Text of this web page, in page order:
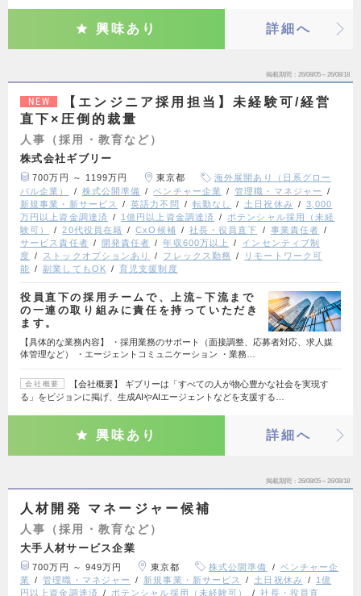
興味あり 詳細へ
掲載期間 26/08/05～26/08/18
NEW
【エンジニア採用担当】未経験可/経営
直下×圧倒的裁量
人事（採用・教育など）
株式会社ギブリー
700万円 ～ 1199万円 東京都
海外展開あり（日系グロー
バル企業）
株式公開準備 ベンチャー企業
管理職・マネジャー
新規事業・新サービス
英語力不問 転勤なし 土日祝休み
3,000
万円以上資金調達済
1億円以上資金調達済
ポテンシャル採用（未経
験可）
20代役員在籍 CxO候補 社長・役員直下
事業責任者
サービス責任者
開発責任者 年収600万以上
インセンティブ制
度
ストックオプションあり フレックス勤務
リモートワーク可
能
副業してもOK 育児支援制度
役員直下の採用チームで、上流~下流まで
の一連の取り組みに責任を持っていただき
ます。
【具体的な業務内容】 ・採用業務のサポート（面接調整、応募者対応、求人媒
体管理など） ・エージェントコミュニケーション ・業務…
会社概要
【会社概要】 ギブリーは「すべての人が物心豊かな社会を実現す
る」をビジョンに掲げ、生成AIやAIエージェントなどを支援する…
興味あり 詳細へ
掲載期間 26/08/05～26/08/18
人材開発 マネージャー候補
人事（採用・教育など）
大手人材サービス企業
700万円 ～ 949万円 東京都 株式公開準備
ベンチャー企
業
管理職・マネジャー 新規事業・新サービス 土日祝休み
1億
円以上資金調達済
ポテンシャル採用（未経験可） 社長・役員直